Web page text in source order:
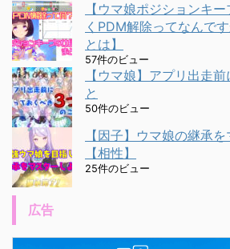
【ウマ娘ポジションキ
くPDM解除ってなんで
とは】
57件のビュー
【ウマ娘】アプリ出走
と
50件のビュー
【因子】ウマ娘の継承
【相性】
25件のビュー
広告